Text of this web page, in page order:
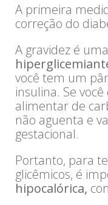
A primeira
correção do
A gravidez é
você tem um
insulina. Se
alimentar de
não aguenta e
gestacional.
Portanto, para
glicêmicos, é
hipocalórica,